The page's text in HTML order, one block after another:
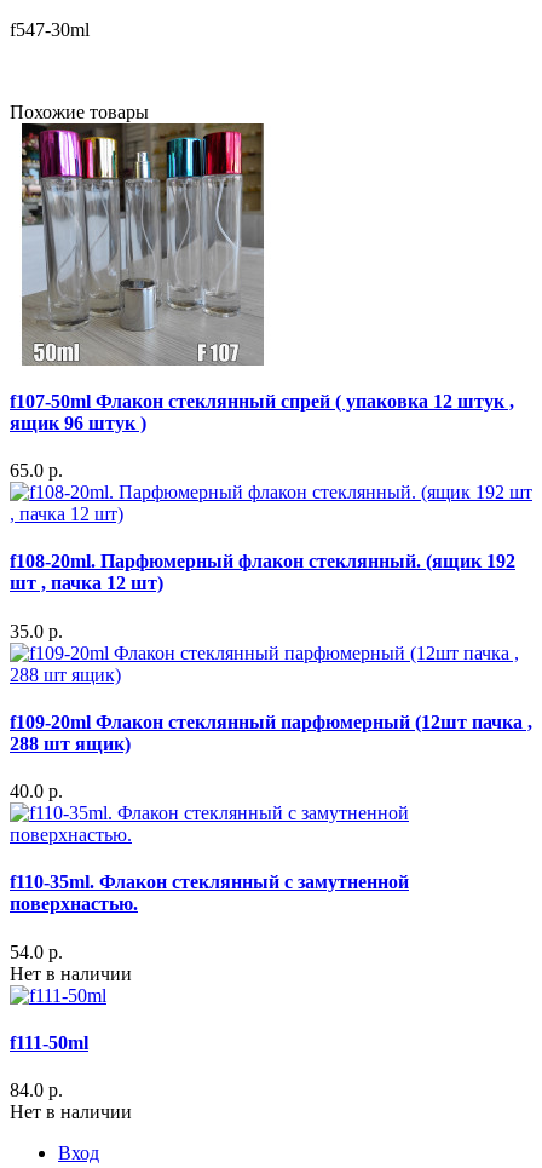
f547-30ml
Похожие товары
f107-50ml Флакон стеклянный спрей ( упаковка 12 штук ,
ящик 96 штук )
65.0 р.
f108-20ml. Парфюмерный флакон стеклянный. (ящик 192
шт , пачка 12 шт)
35.0 р.
f109-20ml Флакон стеклянный парфюмерный (12шт пачка ,
288 шт ящик)
40.0 р.
f110-35ml. Флакон стеклянный с замутненной
поверхнастью.
54.0 р.
Нет в наличии
f111-50ml
84.0 р.
Нет в наличии
Вход